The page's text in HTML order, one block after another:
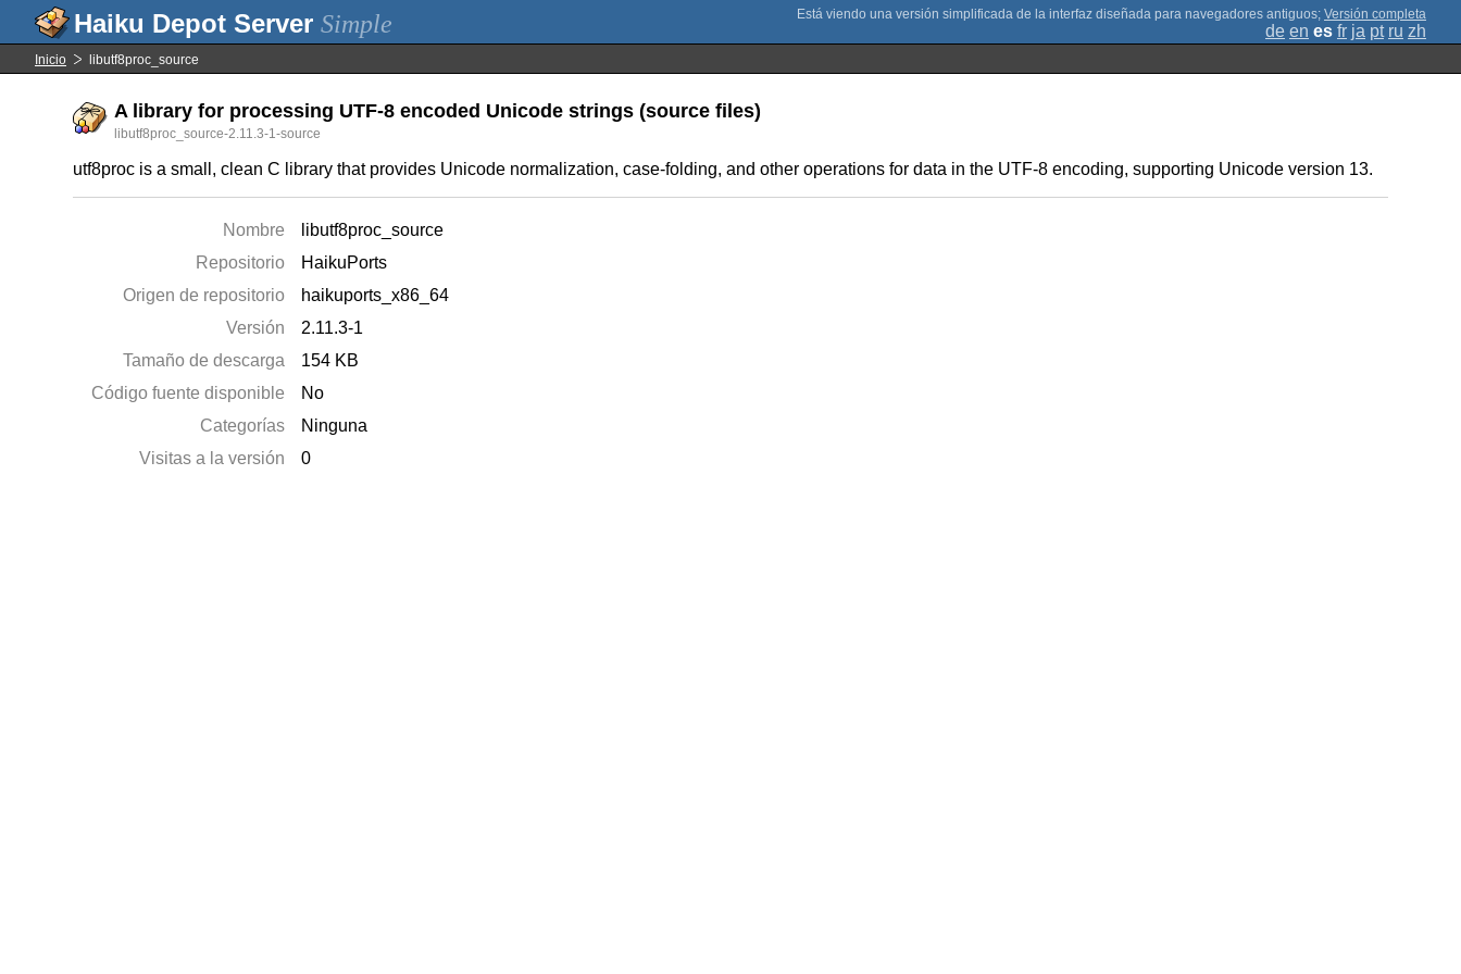
Simple ; Versión completa
de en es fr ja pt ru zh
Inicio libutf8proc_source
A library for processing UTF-8 encoded Unicode strings (source files)
libutf8proc_source-2.11.3-1-source
utf8proc is a small, clean C library that provides Unicode normalization, case-folding, and other operations for data in the UTF-8 encoding, supporting Unicode version 13.
Nombre
libutf8proc_source
Repositorio
HaikuPorts
Origen de repositorio
haikuports_x86_64
Versión
2.11.3-1
Tamaño de descarga
154 KB
Código fuente disponible
No
Categorías
Ninguna
Visitas a la versión
0